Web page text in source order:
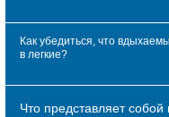
Как убедиться, что
в легкие?
Что представляет